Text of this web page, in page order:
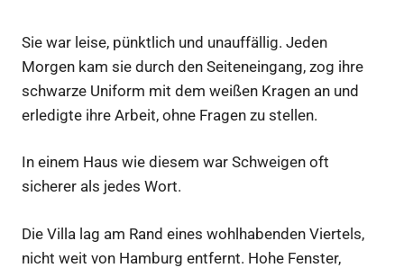
Sie war leise, pünktlich und unauffällig. Jeden
Morgen kam sie durch den Seiteneingang, zog ihre
schwarze Uniform mit dem weißen Kragen an und
erledigte ihre Arbeit, ohne Fragen zu stellen.
In einem Haus wie diesem war Schweigen oft
sicherer als jedes Wort.
Die Villa lag am Rand eines wohlhabenden Viertels,
nicht weit von Hamburg entfernt. Hohe Fenster,